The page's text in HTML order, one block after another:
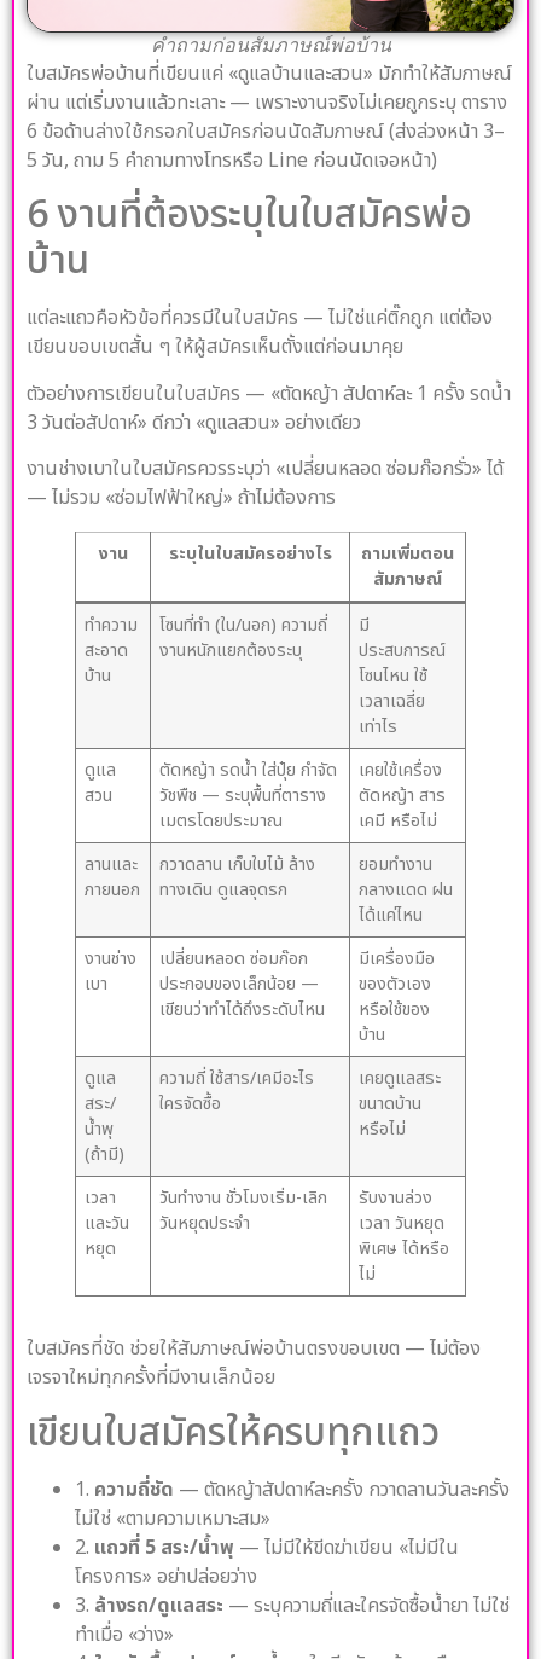
คำถามก่อนสัมภาษณ์พ่อบ้าน
ใบสมัครพ่อบ้านที่เขียนแค่ «ดูแลบ้านและสวน» มักทำให้สัมภาษณ์
ผ่าน แต่เริ่มงานแล้วทะเลาะ — เพราะงานจริงไม่เคยถูกระบุ ตาราง
6 ข้อด้านล่างใช้กรอกใบสมัครก่อนนัดสัมภาษณ์ (ส่งล่วงหน้า 3–
5 วัน, ถาม 5 คำถามทางโทรหรือ Line ก่อนนัดเจอหน้า)
6 งานที่ต้องระบุในใบสมัครพ่อ
บ้าน
แต่ละแถวคือหัวข้อที่ควรมีในใบสมัคร — ไม่ใช่แค่ติ๊กถูก แต่ต้อง
เขียนขอบเขตสั้น ๆ ให้ผู้สมัครเห็นตั้งแต่ก่อนมาคุย
ตัวอย่างการเขียนในใบสมัคร — «ตัดหญ้า สัปดาห์ละ 1 ครั้ง รดน้ำ
3 วันต่อสัปดาห์» ดีกว่า «ดูแลสวน» อย่างเดียว
งานช่างเบาในใบสมัครควรระบุว่า «เปลี่ยนหลอด ซ่อมก๊อกรั่ว» ได้
— ไม่รวม «ซ่อมไฟฟ้าใหญ่» ถ้าไม่ต้องการ
งาน ระบุในใบสมัครอย่างไร
ถามเพิ่มตอน
สัมภาษณ์
ทำความ
สะอาด
บ้าน
โซนที่ทำ (ใน/นอก) ความถี่
งานหนักแยกต้องระบุ
มี
ประสบการณ์
โซนไหน ใช้
เวลาเฉลี่ย
เท่าไร
ดูแล
สวน
ตัดหญ้า รดน้ำ ใส่ปุ๋ย กำจัด
วัชพืช — ระบุพื้นที่ตาราง
เมตรโดยประมาณ
เคยใช้เครื่อง
ตัดหญ้า สาร
เคมี หรือไม่
ลานและ
ภายนอก
กวาดลาน เก็บใบไม้ ล้าง
ทางเดิน ดูแลจุดรก
ยอมทำงาน
กลางแดด ฝน
ได้แค่ไหน
งานช่าง
เบา
เปลี่ยนหลอด ซ่อมก๊อก
ประกอบของเล็กน้อย —
เขียนว่าทำได้ถึงระดับไหน
มีเครื่องมือ
ของตัวเอง
หรือใช้ของ
บ้าน
ดูแล
สระ/
น้ำพุ
(ถ้ามี)
ความถี่ ใช้สาร/เคมีอะไร
ใครจัดซื้อ
เคยดูแลสระ
ขนาดบ้าน
หรือไม่
เวลา
และวัน
หยุด
วันทำงาน ชั่วโมงเริ่ม-เลิก
วันหยุดประจำ
รับงานล่วง
เวลา วันหยุด
พิเศษ ได้หรือ
ไม่
ใบสมัครที่ชัด ช่วยให้สัมภาษณ์พ่อบ้านตรงขอบเขต — ไม่ต้อง
เจรจาใหม่ทุกครั้งที่มีงานเล็กน้อย
เขียนใบสมัครให้ครบทุกแถว
1. ความถี่ชัด — ตัดหญ้าสัปดาห์ละครั้ง กวาดลานวันละครั้ง
ไม่ใช่ «ตามความเหมาะสม»
2. แถวที่ 5 สระ/น้ำพุ — ไม่มีให้ขีดฆ่าเขียน «ไม่มีใน
โครงการ» อย่าปล่อยว่าง
3. ล้างรถ/ดูแลสระ — ระบุความถี่และใครจัดซื้อน้ำยา ไม่ใช่
ทำเมื่อ «ว่าง»